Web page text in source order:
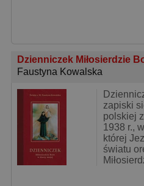
Dzienniczek Miłosierdzie
Faustyna Kowalska
zapiski
polskiej
1938 r.,
której
światu